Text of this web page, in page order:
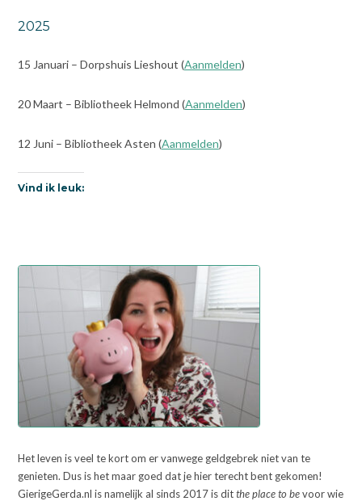
2025
15 Januari – Dorpshuis Lieshout (Aanmelden)
20 Maart – Bibliotheek Helmond (Aanmelden)
12 Juni – Bibliotheek Asten (Aanmelden)
Vind ik leuk:
Het leven is veel te kort om er vanwege geldgebrek niet van te
genieten. Dus is het maar goed dat je hier terecht bent gekomen!
GierigeGerda.nl is namelijk al sinds 2017 is ditthe place to bevoor wie